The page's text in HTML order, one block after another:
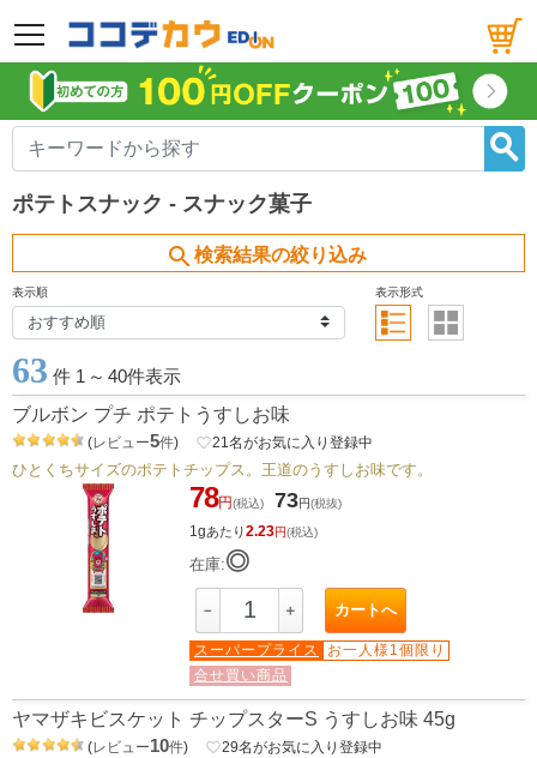
メニュー
ポテトスナック - スナック菓子
search 検索結果の絞り込み
表示順 表示形式
63 件 1 ～ 40件表示
ブルボン プチ ポテトうすしお味
(レビュー5件) favorite_border21 名がお気に入り登録中
ひとくちサイズのポテトチップス。王道のうすしお味です。
78円(税込) 73円(税抜)
1gあたり2.23円(税込)
在庫:◎
－ ＋ カートへ
スーパープライス
お一人様1個限り
合せ買い商品
ヤマザキビスケット チップスターS うすしお味 45g
(レビュー10件) favorite_border29名がお気に入り登録中